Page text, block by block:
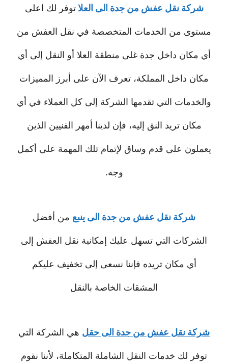
شركة نقل عفش من جدة الى العلا توفر لك اعلى
مستوى من الخدمات المتخصصة في نقل العفش من
أي مكان داخل جدة غلى منطقة العلا أو النقل إلى أي
مكان داخل المملكة، تعرف الآن على أبرز المميزات
والخدمات التي تقدمها الشركة إلى كل العملاء في أي
مكان تريد النق إليه، فإن لدينا أمهر الفنيين الذين
يعملون على قدم وساق لإتمام تلك المهمة على أكمل
وجه.
شركة نقل عفش من جدة الى ينبع من أفضل
الشركات التي تسهل عليك إمكانية نقل العفش إلى
أي مكان تريده فإننا نسعى إلى تخفيف عليكم
المشقات الخاصة بالنقل
شركة نقل عفش من جدة الى حقل هي الشركة التي
توفر لك خدمات النقل الشاملة المتكاملة، لأننا نقوم